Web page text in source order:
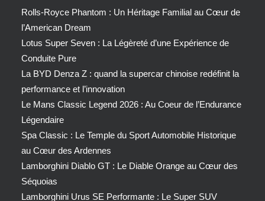
Rolls-Royce Phantom : Un Héritage Familial au Cœur de
l’American Dream
Lotus Super Seven : La Légèreté d’une Expérience de
Conduite Pure
La BYD Denza Z : quand la supercar chinoise redéfinit la
performance et l’innovation
Le Mans Classic Legend 2026 : Au Coeur de l’Endurance
Légendaire
Spa Classic : Le Temple du Sport Automobile Historique
au Cœur des Ardennes
Lamborghini Diablo GT : Le Diable Orange au Cœur des
Séquoias
Lamborghini Urus SE Performante : Le Super SUV